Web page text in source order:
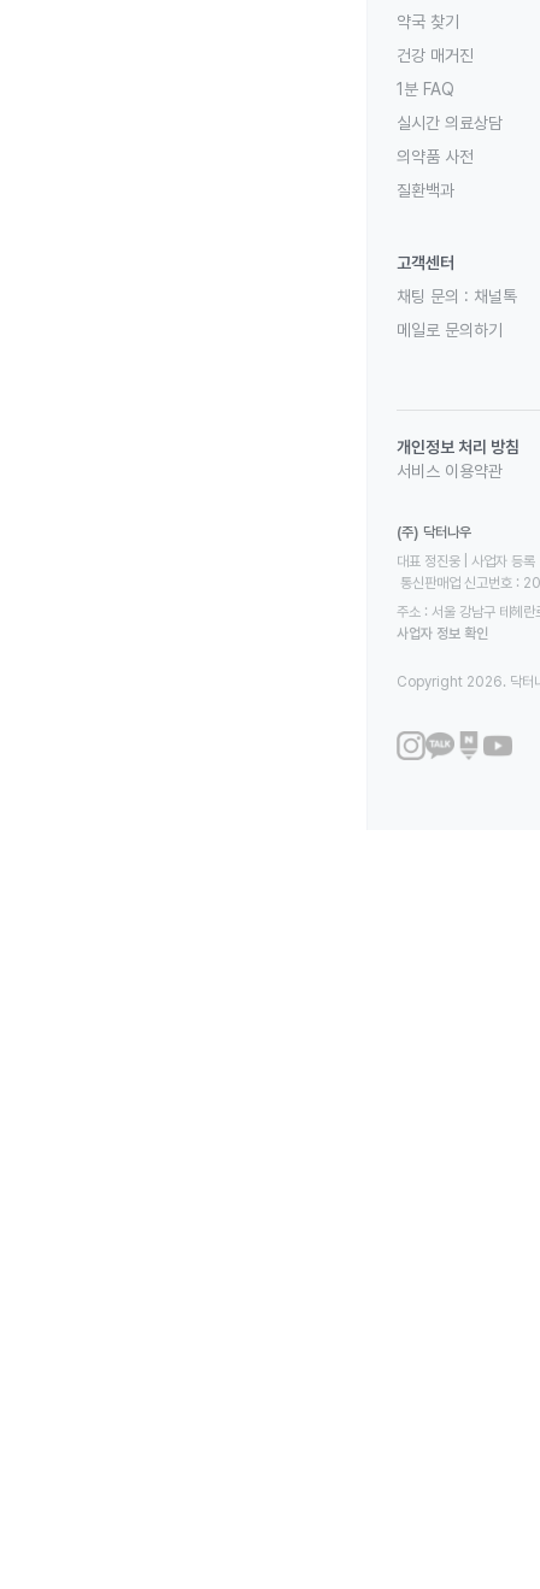
약국 찾기
건강 매거진
1분 FAQ
실시간 의료상담
의약품 사전
질환백과
고객센터
채팅 문의 : 채널톡
메일로 문의하기
개인정보 처리 방침
서비스 이용약관
(주) 닥터나우
대표 정진웅 | 사업자
통신판매업 신고번호
주소 : 서울 강남구 테헤
사업자 정보 확인
Copyright 2026. 닥터